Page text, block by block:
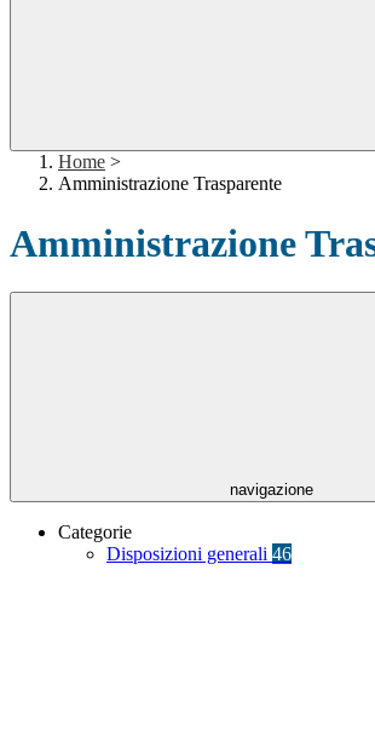
Home >
Amministrazione Trasparente
Amministrazione
navigazione
Categorie
Disposizioni generali 46